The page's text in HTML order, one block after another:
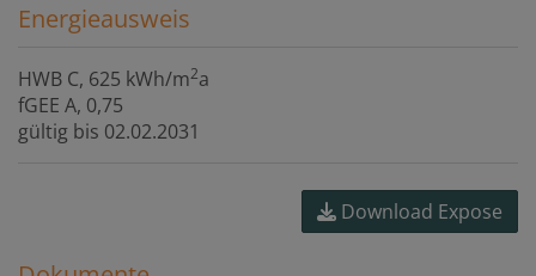
Energieausweis
HWB C, 625 kWh/m2a
fGEE A, 0,75
gültig bis 02.02.2031
Download Expose